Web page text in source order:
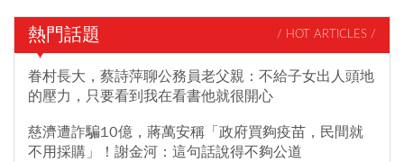
熱門話題 / HOT ARTICLES /
眷村長大，蔡詩萍聊公務員老父親：不給子女出人頭地
的壓力，只要看到我在看書他就很開心
慈濟遭詐騙10億，蔣萬安稱「政府買夠疫苗，民間就
不用採購」！謝金河：這句話說得不夠公道